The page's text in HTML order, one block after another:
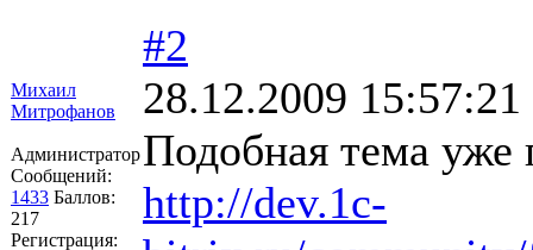
Михаил
Митрофанов
Администратор
Сообщений:
1433 Баллов:
217
Регистрация:
#2
28.12.2009 15:57:21
Подобная тема уже
http://dev.1c-